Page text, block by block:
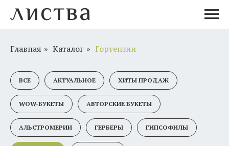
Главная » Каталог » Гортензии
ВСЕ АКТУАЛЬНОЕ ХИТЫ ПРОДАЖ
WOW-БУКЕТЫ АВТОРСКИЕ БУКЕТЫ
АЛЬСТРОМЕРИИ ГЕРБЕРЫ ГИПСОФИЛЫ